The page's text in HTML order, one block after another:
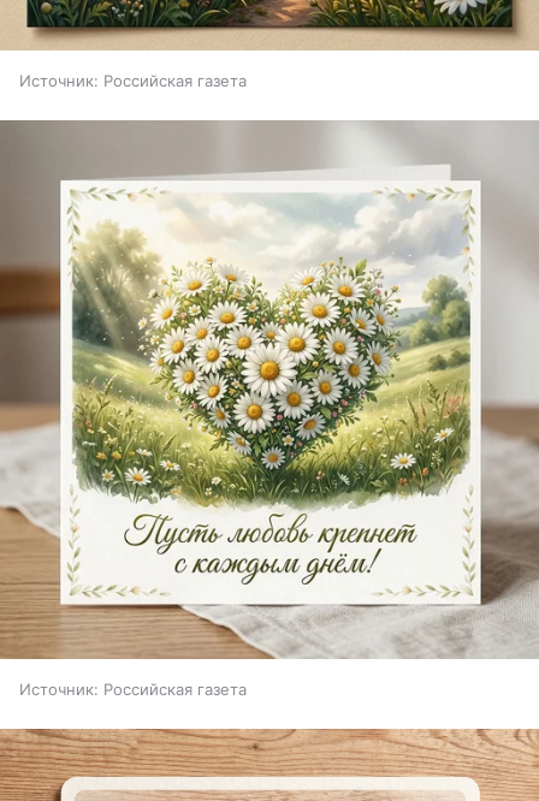
Источник: Российская газета
Источник: Российская газета